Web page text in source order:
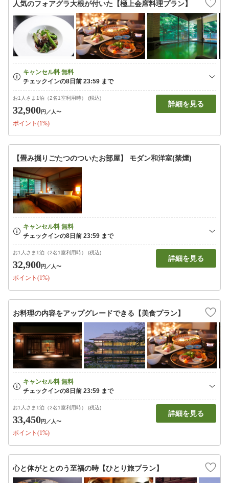
人気のフォアグラ大根が付いた【極上会席料理プラン】
お1人さま1泊（2名1室利用時） (税込)
32,900円 ／人〜
ポイント(1%)
詳細を見る
【畳み掘りごたつのついたお部屋】 モダン和洋室(禁煙)
お1人さま1泊（2名1室利用時） (税込)
32,900円 ／人〜
ポイント(1%)
詳細を見る
お料理の内容をアップグレードできる【美食プラン】
お1人さま1泊（2名1室利用時） (税込)
33,450円 ／人〜
ポイント(1%)
詳細を見る
心と体がととのう至福の時【ひとり旅プラン】